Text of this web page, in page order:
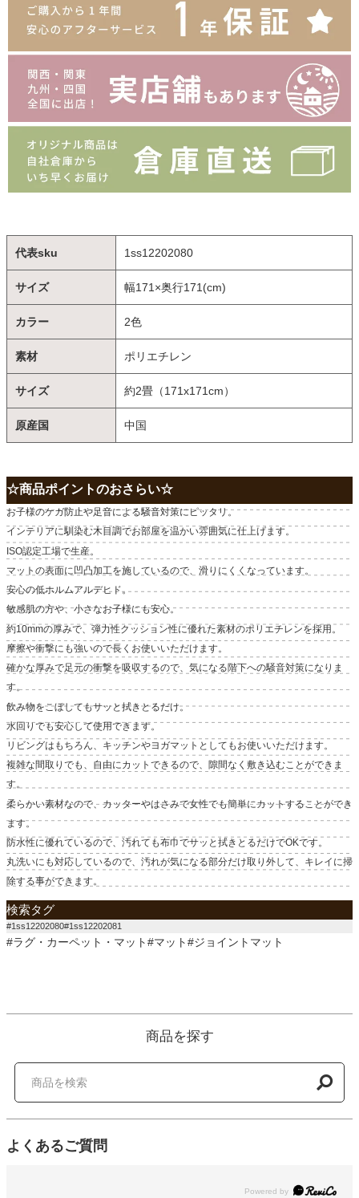
代表sku 1ss12202080
サイズ 幅171×奥行171(cm)
カラー 2色
素材 ポリエチレン
サイズ 約2畳（171x171cm）
原産国 中国
☆商品ポイントのおさらい☆
お子様のケガ防止や足音による騒音対策にピッタリ。
インテリアに馴染む木目調でお部屋を温かい雰囲気に仕上げます。
ISO認定工場で生産。
マットの表面に凹凸加工を施しているので、滑りにくくなっています。
安心の低ホルムアルデヒド。
敏感肌の方や、小さなお子様にも安心。
約10mmの厚みで、弾力性クッション性に優れた素材のポリエチレンを採用。
摩擦や衝撃にも強いので長くお使いいただけます。
確かな厚みで足元の衝撃を吸収するので、気になる階下への騒音対策になりま
す。
飲み物をこぼしてもサッと拭きとるだけ。
水回りでも安心して使用できます。
リビングはもちろん、キッチンやヨガマットとしてもお使いいただけます。
複雑な間取りでも、自由にカットできるので、隙間なく敷き込むことができま
す。
柔らかい素材なので、カッターやはさみで女性でも簡単にカットすることができ
ます。
防水性に優れているので、汚れても布巾でサッと拭きとるだけでOKです。
丸洗いにも対応しているので、汚れが気になる部分だけ取り外して、キレイに掃
除する事ができます。
検索タグ
#1ss12202080#1ss12202081
#ラグ・カーペット・マット#マット#ジョイントマット
商品を探す
よくあるご質問
Powered by